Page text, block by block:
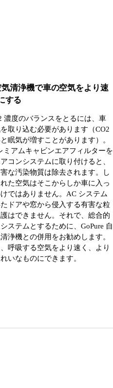
気清浄機で車の空気をより速
する
濃度のバランスをとるには、車
取り込む必要があります（CO2
眠気が増すことがあります）。
ミアムキャビンエアフィルターを
コンシステムに取り付けると、
な汚染物質は除去されます。し
た空気はそこからしか車に入っ
ではありません。AC システム
ドアや窓から侵入する有害な粒
はできません。それで、総合的
ステムとするために、GoPure 自
浄機との併用をお勧めします。
呼吸する空気をより速く、より
いなものにできます。